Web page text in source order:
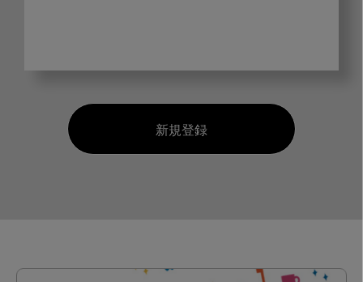
新規登録